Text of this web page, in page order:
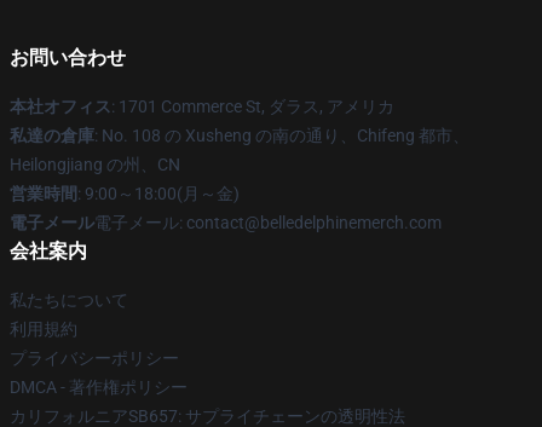
お問い合わせ
本社オフィス: 1701 Commerce St, ダラス, アメリカ
私達の倉庫: No. 108 の Xusheng の南の通り、Chifeng 都市、
Heilongjiang の州、CN
営業時間: 9:00～18:00(月～金)
電子メール電子メール: contact@belledelphinemerch.com
会社案内
私たちについて
利用規約
プライバシーポリシー
DMCA - 著作権ポリシー
カリフォルニアSB657: サプライチェーンの透明性法